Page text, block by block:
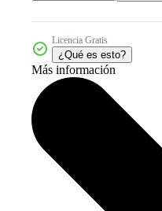
Licencia Gratis
¿Qué es esto?
Más información